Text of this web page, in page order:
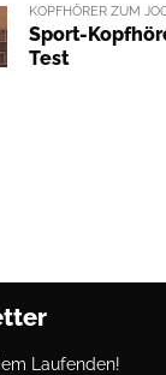
KOPFHÖRER ZUM
Sport-
Test
Laufenden!